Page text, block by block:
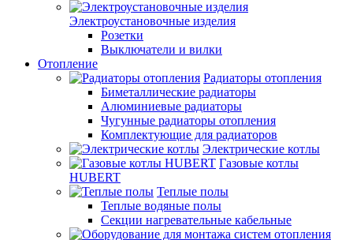
Электроустановочные изделия
Розетки
Выключатели и вилки
Отопление
Радиаторы отопления
Биметаллические радиаторы
Алюминиевые радиаторы
Чугунные радиаторы отопления
Комплектующие для радиаторов
Электрические котлы
Газовые котлы
HUBERT
Теплые полы
Теплые водяные полы
Секции нагревательные кабельные